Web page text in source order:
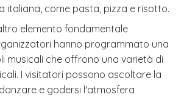
italiana, come pasta, pizza e risotto.
elemento fondamentale
hanno programmato una
musicali che offrono una varietà di
I visitatori possono ascoltare la
e godersi l'atmosfera